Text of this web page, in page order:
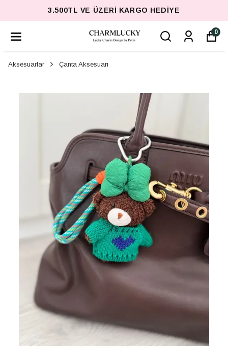
3.500TL VE ÜZERI KARGO HEDIYE
0
Aksesuarlar Çanta Aksesuarı